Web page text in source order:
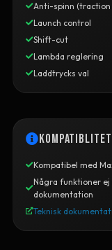
Anti-spinn (traction
Launch control
Shift-cut
Lambda reglering
Laddtrycks val
Kompatiblitet
Kompatibel med
Några funktioner ej
dokumentation
Teknisk